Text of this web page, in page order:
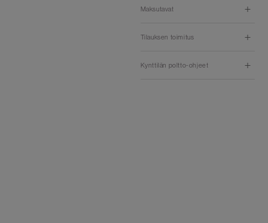
Maksutavat
Tilauksen toimitus
Kynttilän poltto-ohjeet